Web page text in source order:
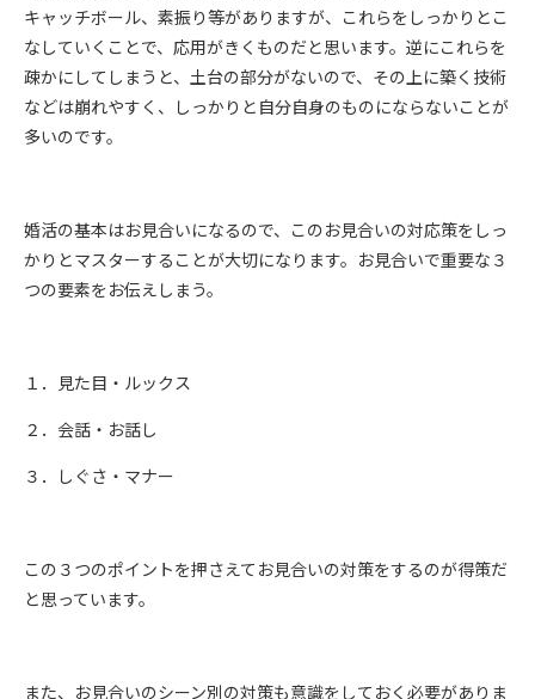
キャッチボール、素振り等がありますが、これらをしっかりとこ
なしていくことで、応用がきくものだと思います。逆にこれらを
疎かにしてしまうと、土台の部分がないので、その上に築く技術
などは崩れやすく、しっかりと自分自身のものにならないことが
多いのです。
婚活の基本はお見合いになるので、このお見合いの対応策をしっ
かりとマスターすることが大切になります。お見合いで重要な３
つの要素をお伝えしまう。
１．見た目・ルックス
２．会話・お話し
３．しぐさ・マナー
この３つのポイントを押さえてお見合いの対策をするのが得策だ
と思っています。
また、お見合いのシーン別の対策も意識をしておく必要がありま